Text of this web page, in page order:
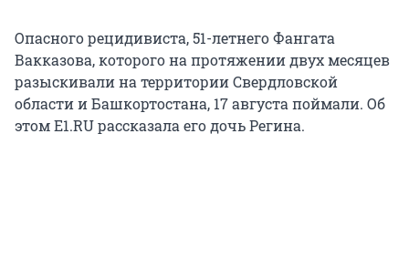
Опасного рецидивиста, 51-летнего Фангата
Вакказова, которого на протяжении двух месяцев
разыскивали на территории Свердловской
области и Башкортостана, 17 августа поймали. Об
этом E1.RU рассказала его дочь Регина.